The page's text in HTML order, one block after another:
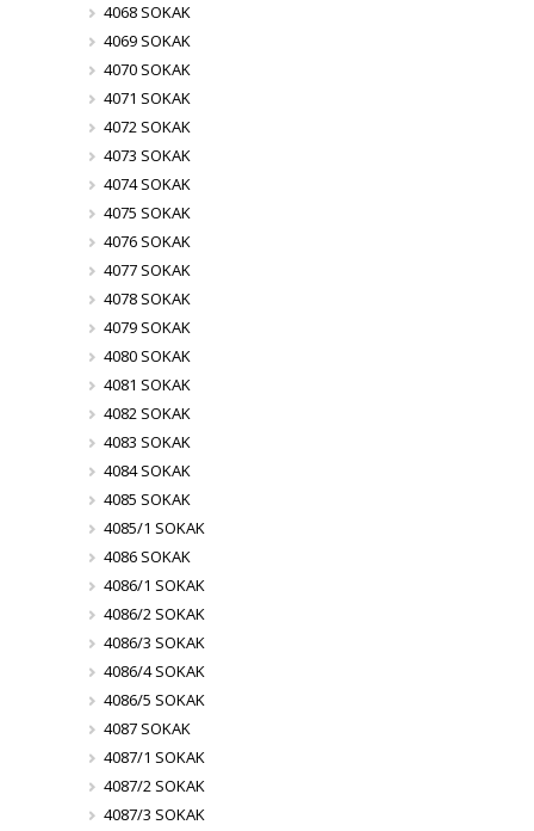
4068 SOKAK
4069 SOKAK
4070 SOKAK
4071 SOKAK
4072 SOKAK
4073 SOKAK
4074 SOKAK
4075 SOKAK
4076 SOKAK
4077 SOKAK
4078 SOKAK
4079 SOKAK
4080 SOKAK
4081 SOKAK
4082 SOKAK
4083 SOKAK
4084 SOKAK
4085 SOKAK
4085/1 SOKAK
4086 SOKAK
4086/1 SOKAK
4086/2 SOKAK
4086/3 SOKAK
4086/4 SOKAK
4086/5 SOKAK
4087 SOKAK
4087/1 SOKAK
4087/2 SOKAK
4087/3 SOKAK